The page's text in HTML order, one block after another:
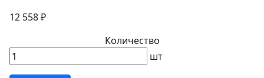
12 558 ₽
Количество
шт